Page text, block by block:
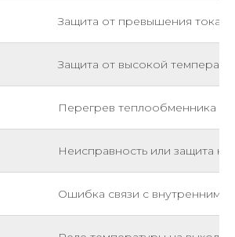
Защита от превышения тока
Защита от высокой
Перегрев теплообменника в
Неисправность или защита
Ошибка связи с внутренним